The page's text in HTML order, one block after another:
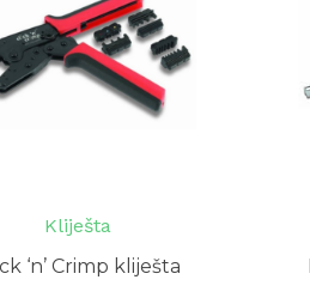
Kliješta
‘n’ Crimp kliješta